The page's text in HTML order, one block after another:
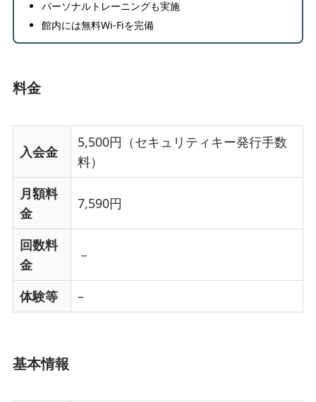
パーソナルトレーニングも実施
館内には無料Wi-Fiを完備
料金
入会金
5,500円（セキュリティキー発行手数
料）
月額料
金
7,590円
回数料
金
－
体験等 –
基本情報